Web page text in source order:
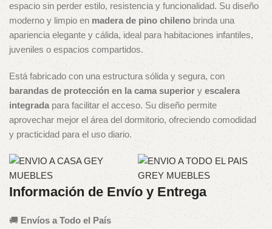
espacio sin perder estilo, resistencia y funcionalidad. Su diseño
moderno y limpio en madera de pino chilenobrinda una
apariencia elegante y cálida, ideal para habitaciones infantiles,
juveniles o espacios compartidos.
Está fabricado con una estructura sólida y segura, con
barandas de protección en la cama superior y escalera
integrada para facilitar el acceso. Su diseño permite
aprovechar mejor el área del dormitorio, ofreciendo comodidad
y practicidad para el uso diario.
Información de Envío y Entrega
🚚Envíos a Todo el País